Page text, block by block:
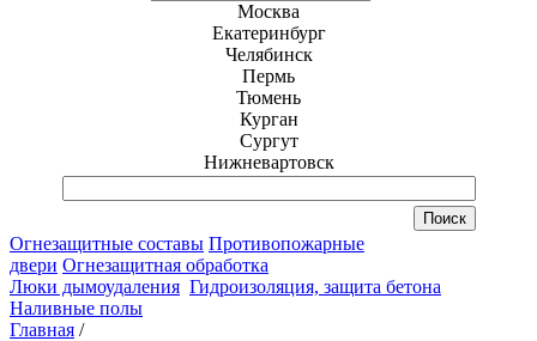
Москва
Екатеринбург
Челябинск
Пермь
Тюмень
Курган
Сургут
Нижневартовск
Огнезащитные составы Противопожарные
двери Огнезащитная обработка
Люки дымоудаления Гидроизоляция, защита бетона
Наливные полы
Главная /